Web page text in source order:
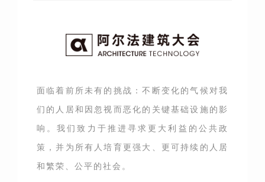
面临着前所未有的挑战：不断变化的气候对我
们的人居和因忽视而恶化的关键基础设施的影
响。我们致力于推进寻求更大利益的公共政
策，并为所有人培育更强大、更可持续的人居
和繁荣、公平的社会。